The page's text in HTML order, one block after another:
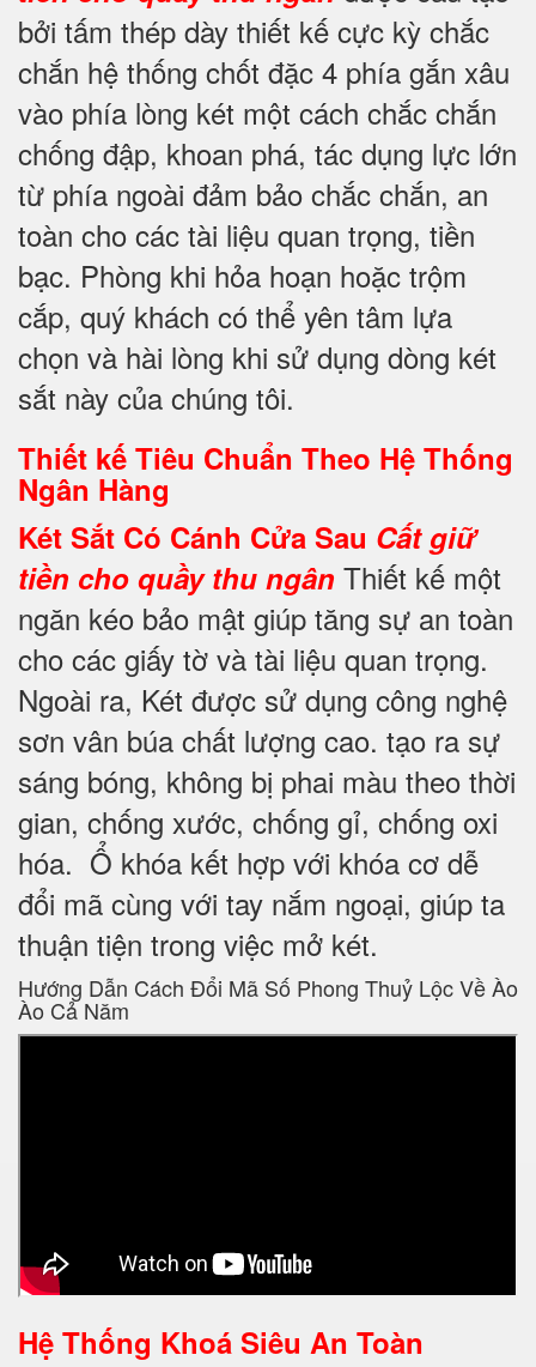
bởi tấm thép dày thiết kế cực kỳ chắc
chắn hệ thống chốt đặc 4 phía gắn xâu
vào phía lòng két một cách chắc chắn
chống đập, khoan phá, tác dụng lực lớn
từ phía ngoài đảm bảo chắc chắn, an
toàn cho các tài liệu quan trọng, tiền
bạc. Phòng khi hỏa hoạn hoặc trộm
cắp, quý khách có thể yên tâm lựa
chọn và hài lòng khi sử dụng dòng két
sắt này của chúng tôi.
Thiết kế Tiêu Chuẩn Theo Hệ Thống
Ngân Hàng
Két Sắt Có Cánh Cửa Sau Cất giữ
tiền cho quầy thu ngân Thiết kế một
ngăn kéo bảo mật giúp tăng sự an toàn
cho các giấy tờ và tài liệu quan trọng.
Ngoài ra, Két được sử dụng công nghệ
sơn vân búa chất lượng cao. tạo ra sự
sáng bóng, không bị phai màu theo thời
gian, chống xước, chống gỉ, chống oxi
hóa. Ổ khóa kết hợp với khóa cơ dễ
đổi mã cùng với tay nắm ngoại, giúp ta
thuận tiện trong việc mở két.
Hướng Dẫn Cách Đổi Mã Số Phong Thuỷ Lộc Về Ào
Ào Cả Năm
Hệ Thống Khoá Siêu An Toàn